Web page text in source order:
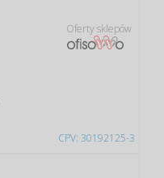
CPV: 30192125-3
Oferty sklepów